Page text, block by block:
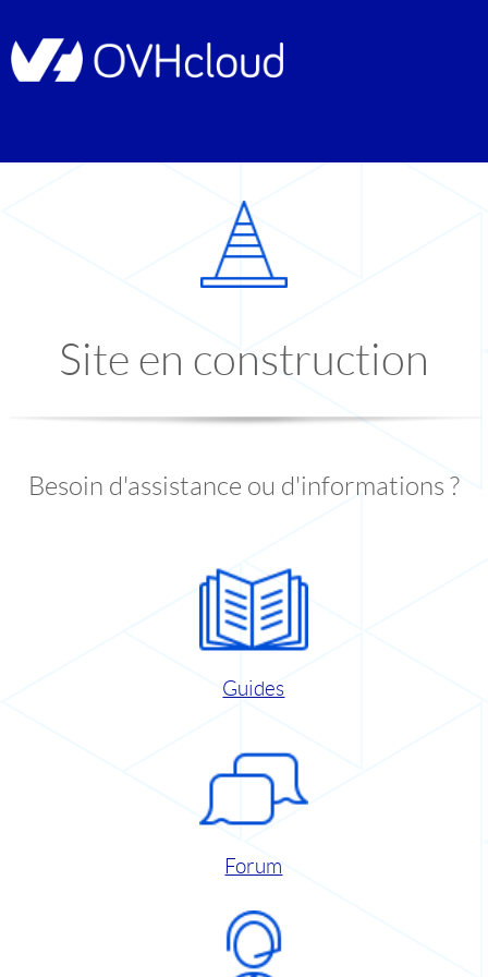
Site en construction
Besoin d'assistance ou d'informations ?
Guides
Forum